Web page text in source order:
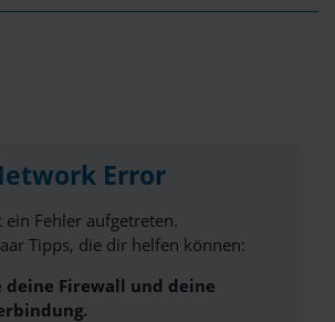
Error
ein Fehler aufgetreten.
Tipps, die dir helfen können:
deine Firewall und deine